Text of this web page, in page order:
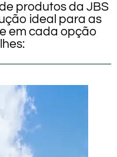
produtos da JBS
ideal para as
em cada opção